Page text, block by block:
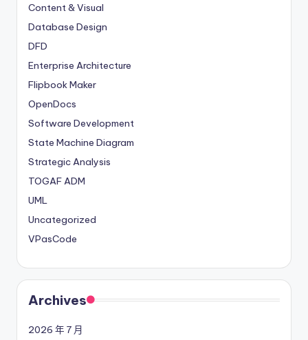
Content & Visual
Database Design
DFD
Enterprise Architecture
Flipbook Maker
OpenDocs
Software Development
State Machine Diagram
Strategic Analysis
TOGAF ADM
UML
Uncategorized
VPasCode
Archives
2026 年 7 月